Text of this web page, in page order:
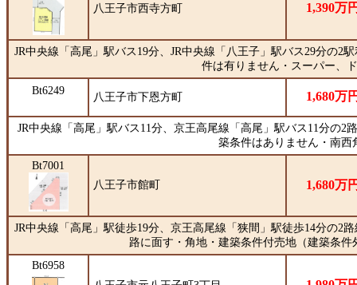
八王子市西寺方町
1,390万
JR中央線「高尾」駅バス19分、JR中央線「八王子」駅バス29分の2
件は有りません・スーパー、
Bt6249
八王子市下恩方町 1,680万
JR中央線「高尾」駅バス11分、京王高尾線「高尾」駅バス11分の
築条件はありません・南西
Bt7001
八王子市館町
1,680万
JR中央線「高尾」駅徒歩19分、京王高尾線「狭間」駅徒歩14分の2
路に面す・角地・建築条件付売地（建築条
Bt6958